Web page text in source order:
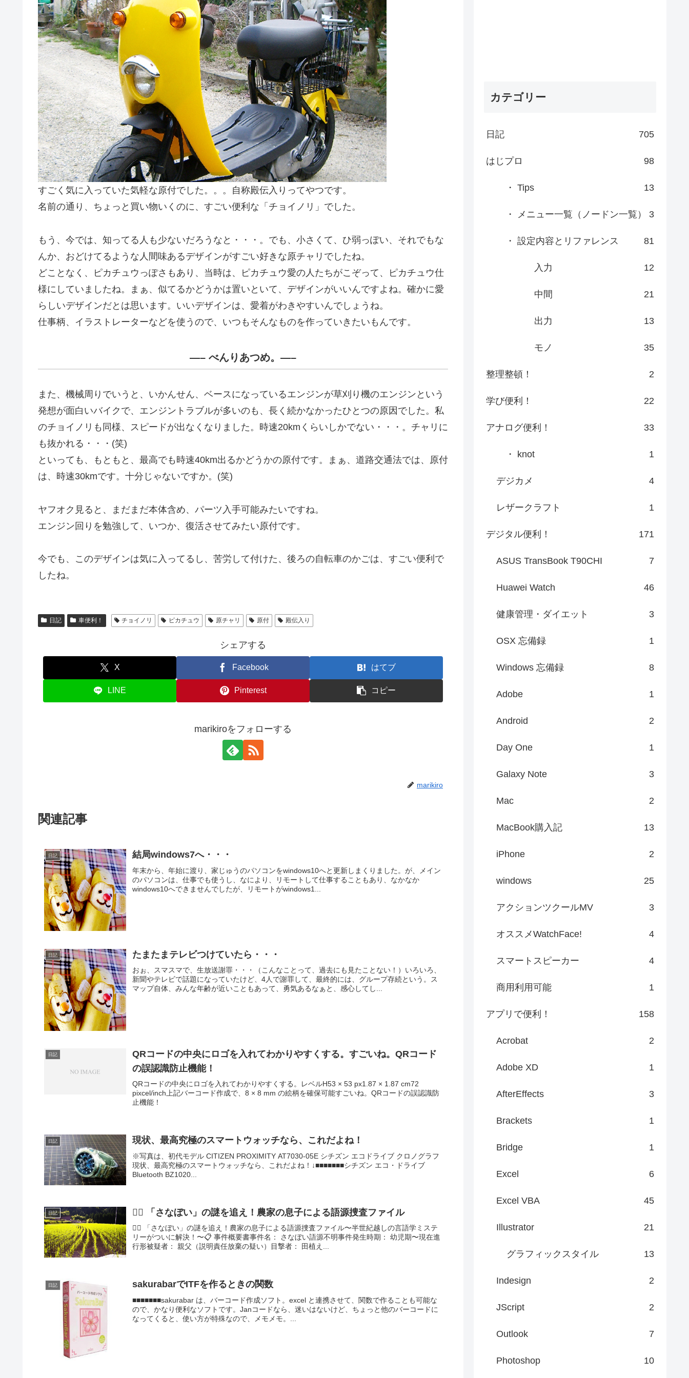
すごく気に入っていた気軽な原付でした。。。自称殿伝入りってやつです。
名前の通り、ちょっと買い物いくのに、すごい便利な「チョイノリ」でした。
もう、今では、知ってる人も少ないだろうなと・・・。でも、小さくて、ひ弱っぽい、それでもな
んか、おどけてるような人間味あるデザインがすごい好きな原チャリでしたね。
どことなく、ピカチュウっぽさもあり、当時は、ピカチュウ愛の人たちがこぞって、ピカチュウ仕
様にしていましたね。まぁ、似てるかどうかは置いといて、デザインがいいんですよね。確かに愛
らしいデザインだとは思います。いいデザインは、愛着がわきやすいんでしょうね。
仕事柄、イラストレーターなどを使うので、いつもそんなものを作っていきたいもんです。
—– べんりあつめ。—–
また、機械周りでいうと、いかんせん、ベースになっているエンジンが草刈り機のエンジンという
発想が面白いバイクで、エンジントラブルが多いのも、長く続かなかったひとつの原因でした。私
のチョイノリも同様、スピードが出なくなりました。時速20kmくらいしかでない・・・。チャリに
も抜かれる・・・(笑)
といっても、もともと、最高でも時速40km出るかどうかの原付です。まぁ、道路交通法では、原付
は、時速30kmです。十分じゃないですか。(笑)
ヤフオク見ると、まだまだ本体含め、パーツ入手可能みたいですね。
エンジン回りを勉強して、いつか、復活させてみたい原付です。
今でも、このデザインは気に入ってるし、苦労して付けた、後ろの自転車のかごは、すごい便利で
したね。
日記 車便利！ チョイノリ ピカチュウ 原チャリ 原付 殿伝入り
シェアする
X Facebook はてブ
LINE Pinterest コピー
marikiroをフォローする
marikiro
関連記事
日記 結局windows7へ・・・
年末から、年始に渡り、家じゅうのパソコンをwindows10へと更新しまくりました。が、メイン
のパソコンは、仕事でも使うし、なにより、リモートして仕事することもあり、なかなか
windows10へできませんでしたが、リモートがwindows1...
日記 たまたまテレビつけていたら・・・
おぉ、スマスマで、生放送謝罪・・・（こんなことって、過去にも見たことない！）いろいろ、
新聞やテレビで話題になっていたけど、4人で謝罪して、最終的には、グループ存続という。ス
マップ自体、みんな年齢が近いこともあって、勇気あるなぁと、感心してし...
日記
QRコードの中央にロゴを入れてわかりやすくする。すごいね。QRコード
の誤認識防止機能！
QRコードの中央にロゴを入れてわかりやすくする。レベルH53 × 53 px1.87 × 1.87 cm72
pixcel/inch上記バーコード作成で、8 × 8 mm の絵柄を確保可能すごいね。QRコードの誤認識防
止機能！
日記 現状、最高究極のスマートウォッチなら、これだよね！
※写真は、初代モデル CITIZEN PROXIMITY AT7030-05E シチズン エコドライブ クロノグラフ
現状、最高究極のスマートウォッチなら、これだよね！↓■■■■■■■シチズン エコ・ドライブ
Bluetooth BZ1020...
日記 🕵️‍♂️ 「さなぼい」の謎を追え！農家の息子による語源捜査ファイル
🕵️‍♂️ 「さなぼい」の謎を追え！農家の息子による語源捜査ファイル〜半世紀越しの言語学ミステ
リーがついに解決！〜📋 事件概要書事件名： さなぼい語源不明事件発生時期： 幼児期〜現在進
行形被疑者： 親父（説明責任放棄の疑い）目撃者： 田植え...
日記 sakurabarでITFを作るときの関数
■■■■■■■sakurabar は、バーコード作成ソフト。excel と連携させて、関数で作ることも可能な
ので、かなり便利なソフトです。Janコードなら、迷いはないけど、ちょっと他のバーコードに
なってくると、使い方が特殊なので、メモメモ。...
カテゴリー
日記 705
はじプロ 98
・ Tips 13
・ メニュー一覧（ノードン一覧） 3
・ 設定内容とリファレンス 81
入力 12
中間 21
出力 13
モノ 35
整理整頓！ 2
学び便利！ 22
アナログ便利！ 33
・ knot 1
デジカメ 4
レザークラフト 1
デジタル便利！ 171
ASUS TransBook T90CHI 7
Huawei Watch 46
健康管理・ダイエット 3
OSX 忘備録 1
Windows 忘備録 8
Adobe 1
Android 2
Day One 1
Galaxy Note 3
Mac 2
MacBook購入記 13
iPhone 2
windows 25
アクションツクールMV 3
オススメWatchFace! 4
スマートスピーカー 4
商用利用可能 1
アプリで便利！ 158
Acrobat 2
Adobe XD 1
AfterEffects 3
Brackets 1
Bridge 1
Excel 6
Excel VBA 45
Illustrator 21
グラフィックスタイル 13
Indesign 2
JScript 2
Outlook 7
Photoshop 10